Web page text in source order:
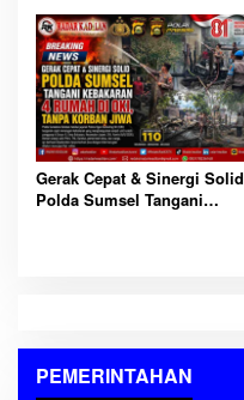
Akibat Miskomunikasi,
Penegakan Hukum Tetap
Berjalan
Gerak Cepat & Sinergi Solid
Polda Sumsel Tangani
PEMERINTAHAN